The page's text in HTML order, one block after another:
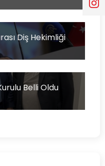
Diş Hekimliği
Belli Oldu